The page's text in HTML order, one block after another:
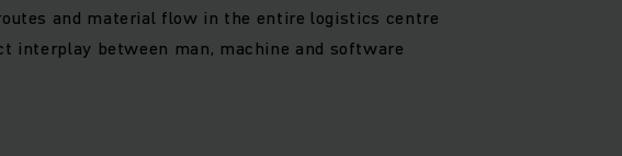
and material flow in the entire logistics centre
interplay between man, machine and software